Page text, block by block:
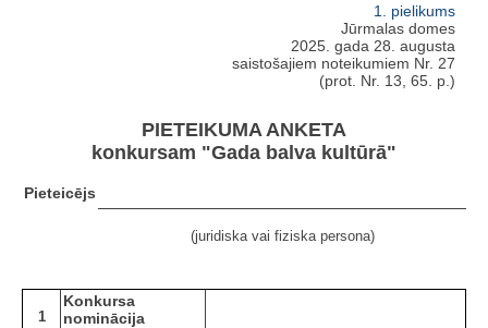
1. pielikums
Jūrmalas domes
2025. gada 28. augusta
saistošajiem noteikumiem Nr. 27
(prot. Nr. 13, 65. p.)
PIETEIKUMA ANKETA
konkursam "Gada balva kultūrā"
Pieteicējs
(juridiska vai fiziska persona)
1
Konkursa
nominācija